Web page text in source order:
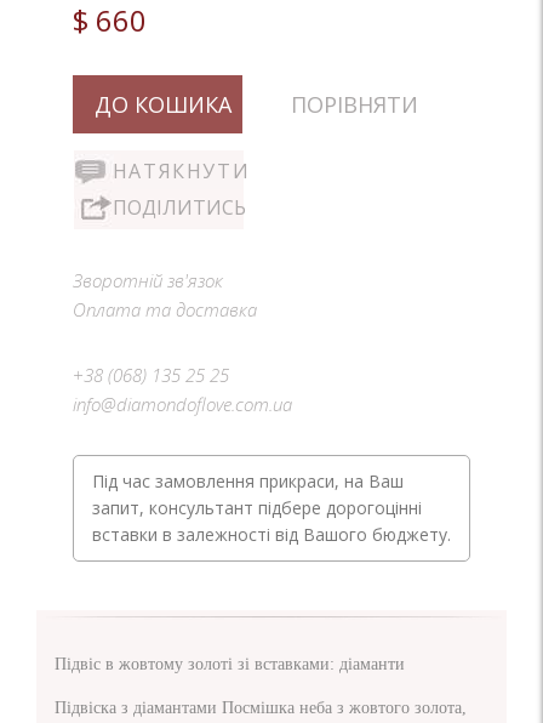
$ 660
ДО КОШИКА ПОРІВНЯТИ
НАТЯКНУТИ
ПОДІЛИТИСЬ
Зворотній зв'язок
Оплата та доставка
+38 (068) 135 25 25
info@diamondoflove.com.ua
Під час замовлення прикраси, на Ваш
запит, консультант підбере дорогоцінні
вставки в залежності від Вашого бюджету.
Підвіс в жовтому золоті зі вставками: діаманти
Підвіска з діамантами Посмішка неба з жовтого золота,